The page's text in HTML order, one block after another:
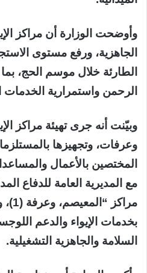
وأوضحت الوزارة أن مراكز
الجاهزية، ورفع مستوى
الطارئة خلال موسم الحج،
الرحمن واستمرارية الخدمات
وبيّنت أنه جرى تهيئة مراكز
وعرفات، وتجهيزها
المختصين بالأعمال
مع المديرية العامة للدفاع
بخدمات الإيواء والدعم
السلامة والجاهزية التشغيلية.